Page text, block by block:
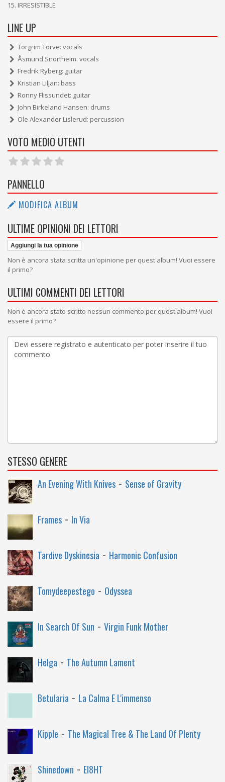
IRRESISTIBLE
LINE UP
Torgrim Torve: vocals
Åsmund Snortheim: vocals
Fredrik Ryberg: guitar
Kristian Liljan: bass
Ronny Flissundet: guitar
John Birkeland Hansen: drums
Ole Alexander Lislerud: percussion
VOTO MEDIO UTENTI
PANNELLO
MODIFICA ALBUM
ULTIME OPINIONI DEI LETTORI
Aggiungi la tua opinione
Non è ancora stata scritta un'opinione per quest'album! Vuoi essere
il primo?
ULTIMI COMMENTI DEI LETTORI
Non è ancora stato scritto nessun commento per quest'album! Vuoi
essere il primo?
STESSO GENERE
An Evening With Knives - Sense of Gravity
Frames - In Via
Tardive Dyskinesia - Harmonic Confusion
Tomydeepestego - Odyssea
In Search Of Sun - Virgin Funk Mother
Helga - The Autumn Lament
Betularia - La Calma E L'immenso
Kipple - The Magical Tree & The Land Of Plenty
Shinedown - EI8HT